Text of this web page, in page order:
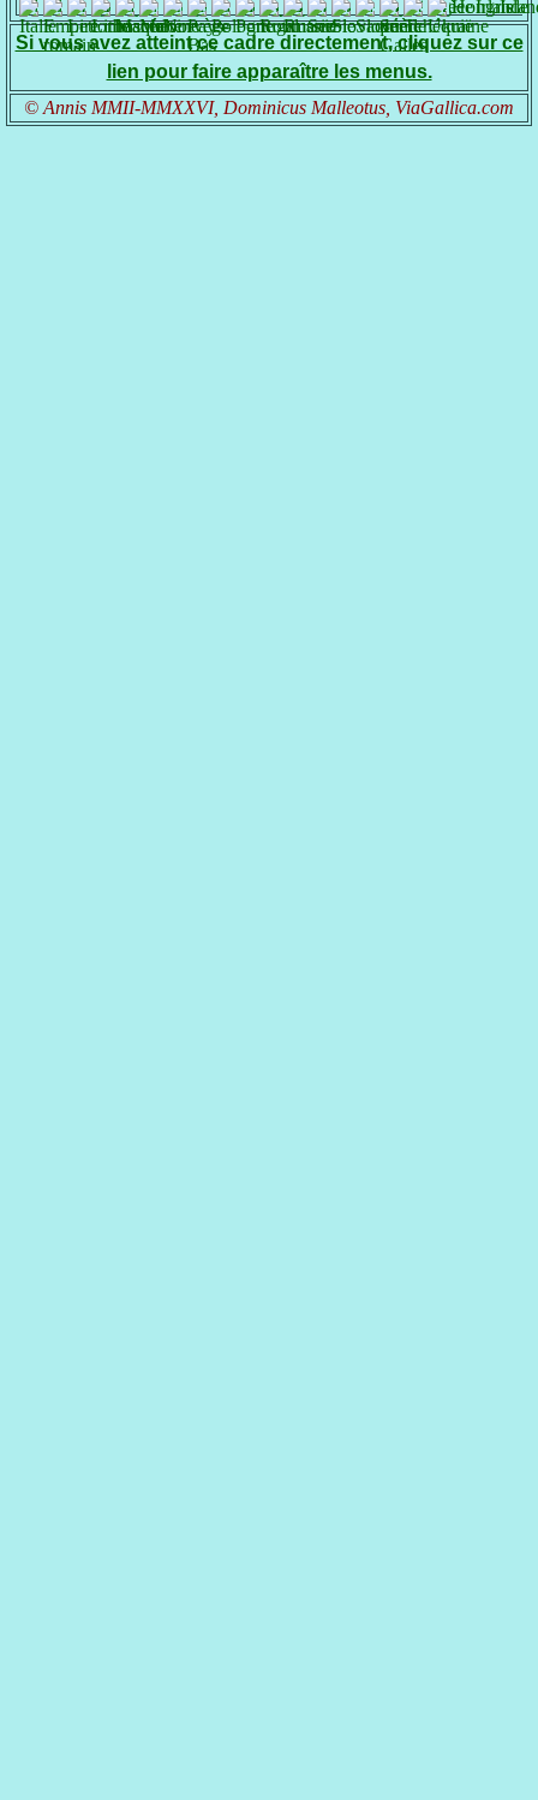
Si vous avez atteint ce cadre directement, cliquez sur ce
lien pour faire apparaître les menus.
© Annis MMII-MMXXVI, Dominicus Malleotus, ViaGallica.com